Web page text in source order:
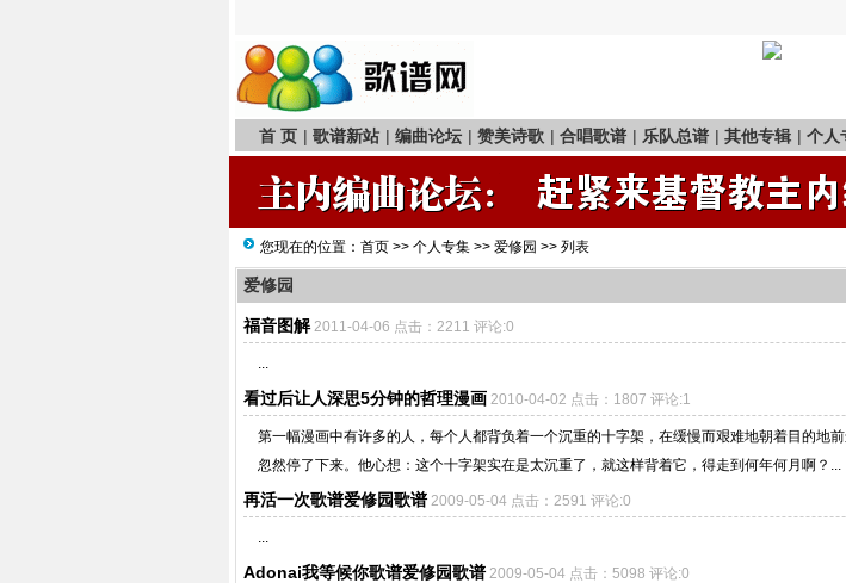
首 页 | 歌谱新站 | 编曲论坛 | 赞美诗歌 | 合唱歌谱 | 乐队总谱 | 其他专辑 | 个人
您现在的位置： 首页 >> 个人专集 >> 爱修园 >> 列表
爱修园
福音图解 2011-04-06 点击：2211 评论:0
...
看过后让人深思5分钟的哲理漫画 2010-04-02 点击：1807 评论:1
第一幅漫画中有许多的人，每个人都背负着一个沉重的十字架，在缓慢而艰难地朝着目的地
忽然停了下来。他心想：这个十字架实在是太沉重了，就这样背着它，得走到何年何月啊？...
再活一次歌谱爱修园歌谱 2009-05-04 点击：2591 评论:0
...
Adonai我等候你歌谱爱修园歌谱 2009-05-04 点击：5098 评论:0